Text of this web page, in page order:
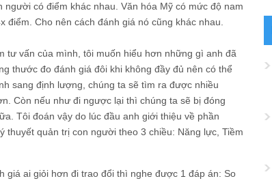
có điểm khác nhau. Văn hóa Mỹ có mức độ nam
Cho nên cách đánh giá nó cũng khác nhau.
tư vấn của mình, tôi muốn hiểu hơn những gì anh đã
thước đo đánh giá đôi khi không đầy đủ nên có thể
sang định lượng, chúng ta sẽ tìm ra được nhiều
Còn nếu như đi ngược lại thì chúng ta sẽ bị đóng
Tôi đoán vậy do lúc đầu anh giới thiệu về phần
thuyết quản trị con người theo 3 chiều: Năng lực, Tiềm
giá ai giỏi hơn đi trao đổi thì nghe được 1 đáp án: So